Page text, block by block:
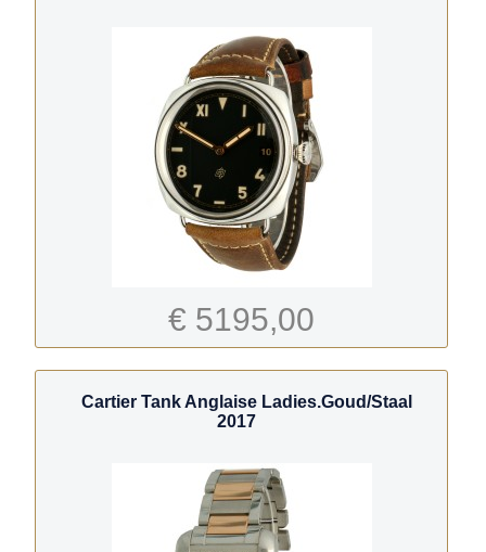
€ 5195,00
Cartier Tank Anglaise Ladies.Goud/Staal
2017